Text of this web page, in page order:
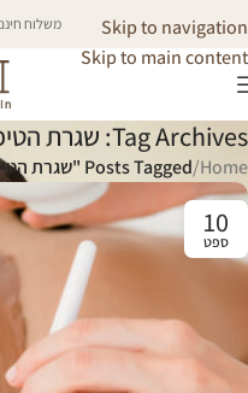
Skip to navigation
Skip to main content
משלוח חינם
Tag Archives: שגרת הטיפוח
Home
/Posts Tagged "שגרת הטיפוח"
10
ספט